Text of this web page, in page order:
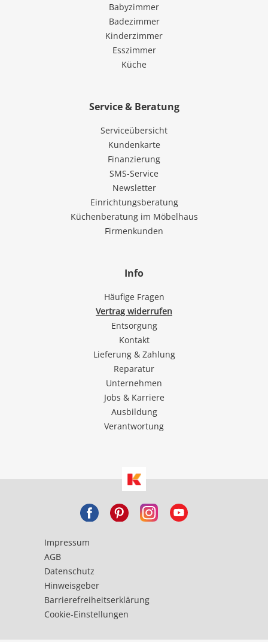
Babyzimmer
Badezimmer
Kinderzimmer
Esszimmer
Küche
Service & Beratung
Serviceübersicht
Kundenkarte
Finanzierung
SMS-Service
Newsletter
Einrichtungsberatung
Küchenberatung im Möbelhaus
Firmenkunden
Info
Häufige Fragen
Vertrag widerrufen
Entsorgung
Kontakt
Lieferung & Zahlung
Reparatur
Unternehmen
Jobs & Karriere
Ausbildung
Verantwortung
Impressum
AGB
Datenschutz
Hinweisgeber
Barrierefreiheitserklärung
Cookie-Einstellungen